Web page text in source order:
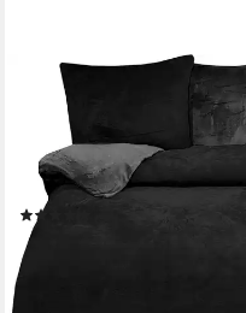
ONE HOME
Bettwäsche Winter Cashmere
Touch, Fleece, 4 teilig,
flauschig warmes Teddy
Plüsch, Normalgröße
ab 47,90 €
-20%